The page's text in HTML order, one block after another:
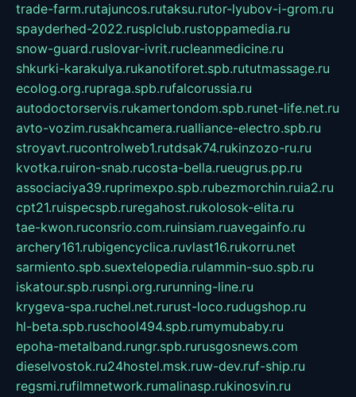
trade-farm.rutajuncos.rutaksu.rutor-lyubov-i-grom.ru
spayderhed-2022.rusplclub.rustoppamedia.ru
snow-guard.ruslovar-ivrit.rucleanmedicine.ru
shkurki-karakulya.rukanotiforet.spb.rututmassage.ru
ecolog.org.rupraga.spb.rufalcorussia.ru
autodoctorservis.rukamertondom.spb.runet-life.net.ru
avto-vozim.rusakhcamera.rualliance-electro.spb.ru
stroyavt.rucontrolweb1.rutdsak74.rukinzozo-ru.ru
kvotka.ruiron-snab.rucosta-bella.rueugrus.pp.ru
associaciya39.ruprimexpo.spb.rubezmorchin.ruia2.ru
cpt21.ruispecspb.ruregahost.rukolosok-elita.ru
tae-kwon.ruconsrio.com.ruinsiam.ruavegainfo.ru
archery161.rubigencyclica.ruvlast16.rukorru.net
sarmiento.spb.suextelopedia.rulammin-suo.spb.ru
iskatour.spb.rusnpi.org.rurunning-line.ru
krygeva-spa.ruchel.net.rurust-loco.rudugshop.ru
hl-beta.spb.ruschool494.spb.rumymubaby.ru
epoha-metalband.rungr.spb.rurusgosnews.com
dieselvostok.ru24hostel.msk.ruw-dev.ruf-ship.ru
regsmi.rufilmnetwork.rumalinasp.rukinosvin.ru